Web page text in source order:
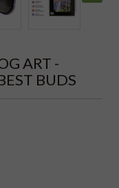
ART -
BUDS